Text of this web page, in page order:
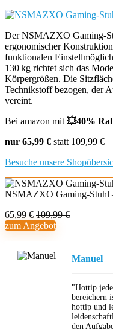
Der NSMAZXO Gaming-
ergonomischer
funktionalen
130 kg richtet sich das
Körpergrößen. Die
Technikstoff bezogen, der
vereint.
Bei amazon mit 💥40%
nur 65,99 € statt 109,99 €
Besuche unsere
NSMAZXO Gaming-Stuhl
65,99 € 109,99 €
zum Angebot
Manuel
"Hottip
bereichern
hottip und
den